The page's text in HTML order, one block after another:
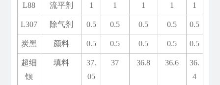
L88 流平剂 1 1 1 1 1
L307 除气剂 0.5 0.5 0.5 0.5 0.5
炭黑 颜料 0.5 0.5 0.5 0.5 0.5
超细
钡
填料
37.
05
37 36.8 36.6
36.
4